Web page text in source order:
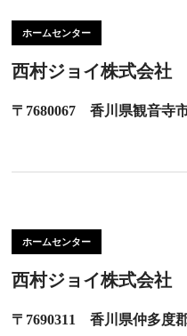
ホームセンター
西村ジョイ株式会社
〒7680067 香川県観音寺
ホームセンター
西村ジョイ株式会社
〒7690311 香川県仲多度